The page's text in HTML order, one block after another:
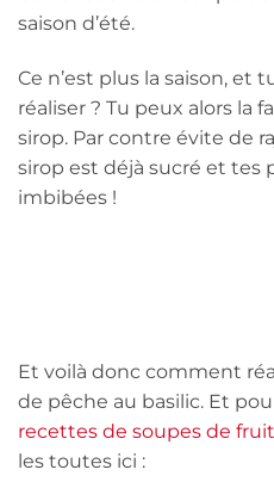
saison d’été.
Ce n’est plus la saison, et
réaliser ? Tu peux alors la
sirop. Par contre évite de
sirop est déjà sucré et tes
imbibées !
Et voilà donc comment
de pêche au basilic. Et
recettes de soupes de
les toutes ici :